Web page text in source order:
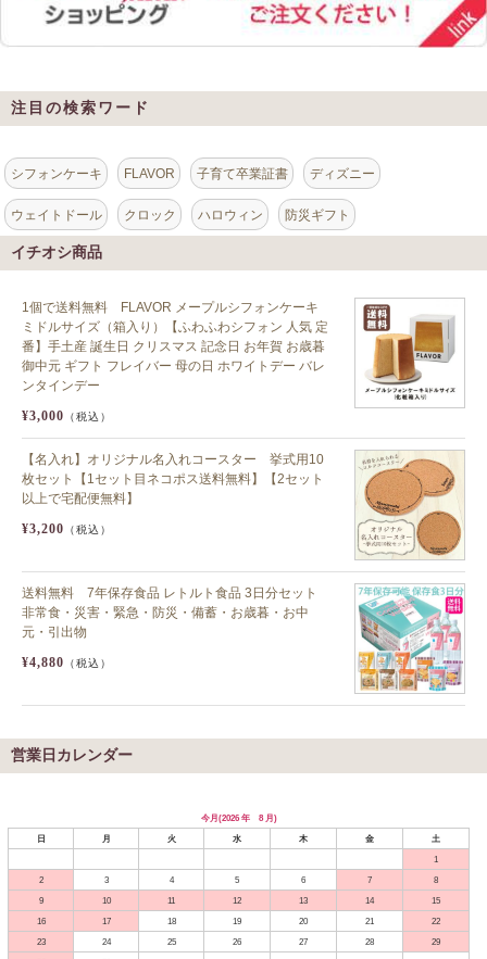
注目の検索ワード
シフォンケーキ FLAVOR 子育て卒業証書 ディズニー
ウェイトドール クロック ハロウィン 防災ギフト
イチオシ商品
1個で送料無料 FLAVOR メープルシフォンケーキ
ミドルサイズ（箱入り）【ふわふわシフォン 人気 定
番】手土産 誕生日 クリスマス 記念日 お年賀 お歳暮
御中元 ギフト フレイバー 母の日 ホワイトデー バレ
ンタインデー
¥3,000 （税込）
【名入れ】オリジナル名入れコースター 挙式用10
枚セット【1セット目ネコポス送料無料】【2セット
以上で宅配便無料】
¥3,200 （税込）
送料無料 7年保存食品 レトルト食品 3日分セット
非常食・災害・緊急・防災・備蓄・お歳暮・お中
元・引出物
¥4,880 （税込）
営業日カレンダー
今月(2026 年 8 月)
日
月 火 水 木 金
土
1
2
3 4 5 6 7
8
9
10 11 12 13 14
15
16
17 18 19 20 21
22
23
24 25 26 27 28
29